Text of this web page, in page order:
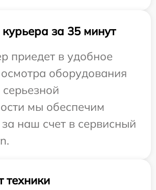
за 35 минут
приедет в удобное
оборудования
мы обеспечим
наш счет в сервисный
техники